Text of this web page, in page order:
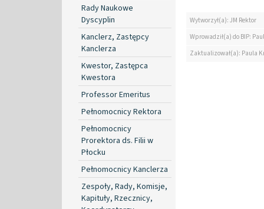
Rady Naukowe
Dyscyplin
Kanclerz, Zastępcy
Kanclerza
Kwestor, Zastępca
Kwestora
Professor Emeritus
Pełnomocnicy Rektora
Pełnomocnicy
Prorektora ds. Filii w
Płocku
Pełnomocnicy Kanclerza
Zespoły, Rady, Komisje,
Kapituły, Rzecznicy,
Wytworzył(a): JM Rektor
Wprowadził(a) do BIP:
Zaktualizował(a): Paula